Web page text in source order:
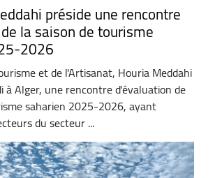
préside une rencontre
la saison de tourisme
2026
et de l'Artisanat, Houria Meddahi
à Alger, une rencontre d'évaluation de
saharien 2025-2026, ayant
du secteur ...